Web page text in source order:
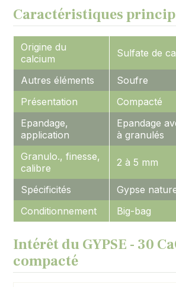
Caractéristiques
Origine du
calcium
Sulfate de
Autres éléments
Soufre
Présentation
Compacté
Epandage,
application
Epandage
à granulés
Granulo., finesse,
calibre
2 à 5 mm
Spécificités
Gypse
Conditionnement
Big-bag
Intérêt du GYPSE - 30
compacté